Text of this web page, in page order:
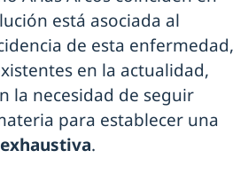
está asociada al
de esta enfermedad,
en la actualidad,
la necesidad de seguir
para establecer una
.